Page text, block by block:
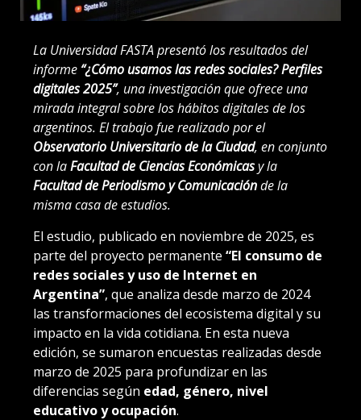
La Universidad FASTA presentó los resultados del
informe “¿Cómo usamos las redes sociales? Perfiles
digitales 2025”, una investigación que ofrece una
mirada integral sobre los hábitos digitales de los
argentinos. El trabajo fue realizado por el
Observatorio Universitario de la Ciudad, en conjunto
con laFacultad de Ciencias Económicasy la
Facultad de Periodismo y Comunicaciónde la
misma casa de estudios.
El estudio, publicado en noviembre de 2025, es
parte del proyecto permanente “El consumo de
redes sociales y uso de Internet en
Argentina”, que analiza desde marzo de 2024
las transformaciones del ecosistema digital y su
impacto en la vida cotidiana. En esta nueva
edición, se sumaron encuestas realizadas desde
marzo de 2025 para profundizar en las
diferencias según edad, género, nivel
educativo y ocupación.